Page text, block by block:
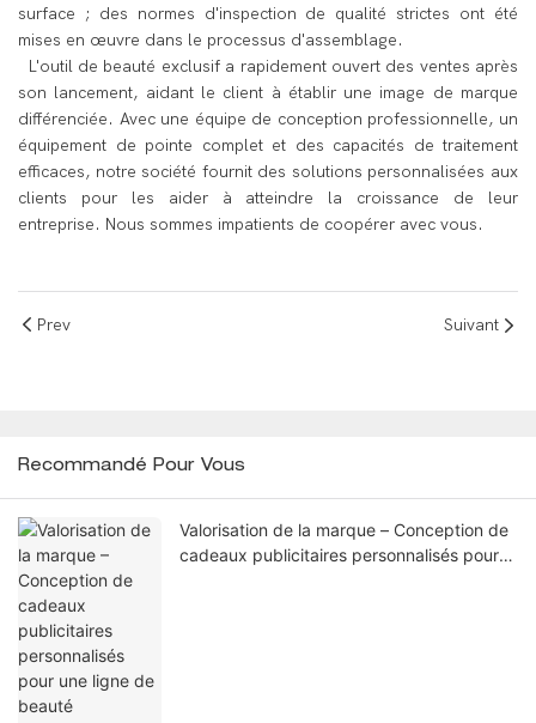
surface ; des normes d'inspection de qualité strictes ont été
mises en œuvre dans le processus d'assemblage.
L'outil de beauté exclusif a rapidement ouvert des ventes après
son lancement, aidant le client à établir une image de marque
différenciée. Avec une équipe de conception professionnelle, un
équipement de pointe complet et des capacités de traitement
efficaces, notre société fournit des solutions personnalisées aux
clients pour les aider à atteindre la croissance de leur
entreprise. Nous sommes impatients de coopérer avec vous.
Prev Suivant
Recommandé Pour Vous
Valorisation de la marque – Conception de
cadeaux publicitaires personnalisés pour